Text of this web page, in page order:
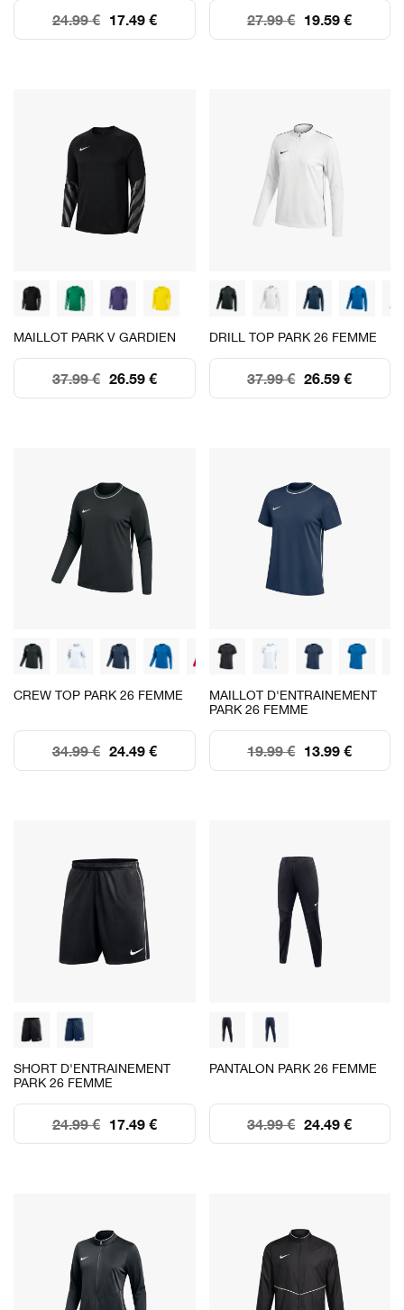
17.49 €
24.99 € 19.59 €
27.99 €
MAILLOT PARK V GARDIEN
26.59 €
37.99 €
DRILL TOP PARK 26 FEMME
26.59 €
37.99 €
CREW TOP PARK 26 FEMME
24.49 €
34.99 €
MAILLOT D'ENTRAINEMENT
PARK 26 FEMME
13.99 €
19.99 €
SHORT D'ENTRAINEMENT
PARK 26 FEMME
17.49 €
24.99 €
PANTALON PARK 26 FEMME
24.49 €
34.99 €